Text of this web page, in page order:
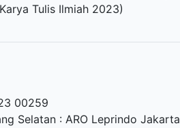
Tulis Ilmiah 2023)
00259
Selatan: ARO Leprindo Jakarta